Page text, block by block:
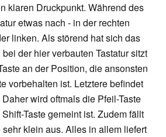
klaren Druckpunkt. Während des
etwas nach - in der rechten
linken. Als störend hat sich das
der hier verbauten Tastatur sitzt
an der Position, die ansonsten
vorbehalten ist. Letztere befindet
wird oftmals die Pfeil-Taste
Taste gemeint ist. Zudem fällt
sehr klein aus. Alles in allem liefert